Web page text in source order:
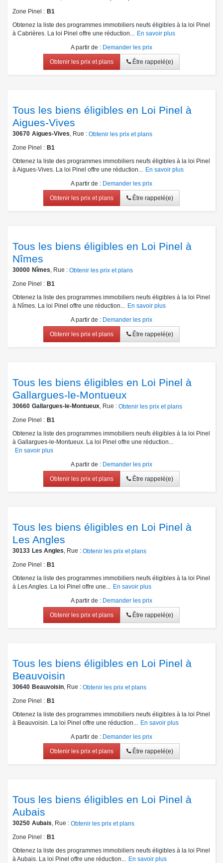
Zone Pinel
B1
Obtenez la liste des programmes immobiliers neufs éligibles à la loi Pinel
à Cabrières. La loi Pinel offre une réduction...
En savoir plus
A partir de : Demander les prix
Obtenir les prix et plans Être rappelé(e)
Tous les biens éligibles en Loi Pinel à
Aigues-Vives
30670 Aigues-Vives , Rue : Obtenir les prix et plans
Zone Pinel
B1
Obtenez la liste des programmes immobiliers neufs éligibles à la loi Pinel
à Aigues-Vives. La loi Pinel offre une réduction...
En savoir plus
A partir de : Demander les prix
Obtenir les prix et plans Être rappelé(e)
Tous les biens éligibles en Loi Pinel à
Nîmes
30000 Nîmes , Rue : Obtenir les prix et plans
Zone Pinel
B1
Obtenez la liste des programmes immobiliers neufs éligibles à la loi Pinel
à Nîmes. La loi Pinel offre une réduction...
En savoir plus
A partir de : Demander les prix
Obtenir les prix et plans Être rappelé(e)
Tous les biens éligibles en Loi Pinel à
Gallargues-le-Montueux
30660 Gallargues-le-Montueux , Rue : Obtenir les prix et plans
Zone Pinel
B1
Obtenez la liste des programmes immobiliers neufs éligibles à la loi Pinel
à Gallargues-le-Montueux. La loi Pinel offre une réduction...
En savoir plus
A partir de : Demander les prix
Obtenir les prix et plans Être rappelé(e)
Tous les biens éligibles en Loi Pinel à
Les Angles
30133 Les Angles , Rue : Obtenir les prix et plans
Zone Pinel
B1
Obtenez la liste des programmes immobiliers neufs éligibles à la loi Pinel
à Les Angles. La loi Pinel offre une...
En savoir plus
A partir de : Demander les prix
Obtenir les prix et plans Être rappelé(e)
Tous les biens éligibles en Loi Pinel à
Beauvoisin
30640 Beauvoisin , Rue : Obtenir les prix et plans
Zone Pinel
B1
Obtenez la liste des programmes immobiliers neufs éligibles à la loi Pinel
à Beauvoisin. La loi Pinel offre une réduction...
En savoir plus
A partir de : Demander les prix
Obtenir les prix et plans Être rappelé(e)
Tous les biens éligibles en Loi Pinel à
Aubais
30250 Aubais , Rue : Obtenir les prix et plans
Zone Pinel
B1
Obtenez la liste des programmes immobiliers neufs éligibles à la loi Pinel
à Aubais. La loi Pinel offre une réduction...
En savoir plus